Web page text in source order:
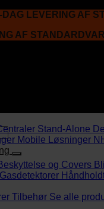
LEVERING AF
AF
Stand-Alone
Mobile Løsninger
og Covers
Tilbehør Se alle